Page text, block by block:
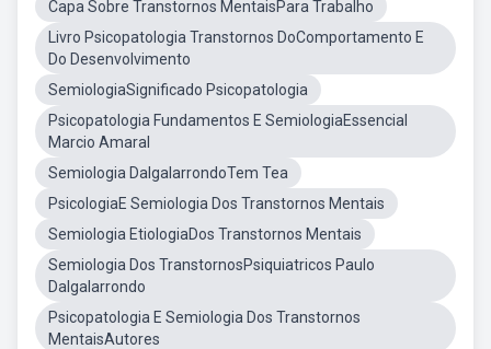
Capa Sobre Transtornos MentaisPara Trabalho
Livro Psicopatologia Transtornos DoComportamento E
Do Desenvolvimento
SemiologiaSignificado Psicopatologia
Psicopatologia Fundamentos E SemiologiaEssencial
Marcio Amaral
Semiologia DalgalarrondoTem Tea
PsicologiaE Semiologia Dos Transtornos Mentais
Semiologia EtiologiaDos Transtornos Mentais
Semiologia Dos TranstornosPsiquiatricos Paulo
Dalgalarrondo
Psicopatologia E Semiologia Dos Transtornos
MentaisAutores